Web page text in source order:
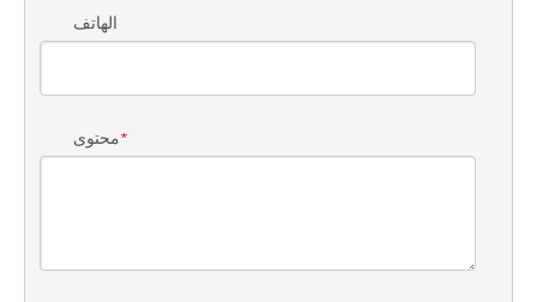
الهاتف
*محتوى